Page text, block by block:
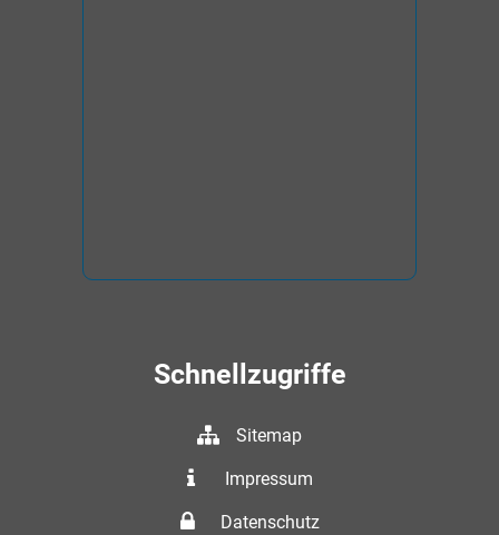
Schnellzugriffe
Sitemap
Impressum
Datenschutz